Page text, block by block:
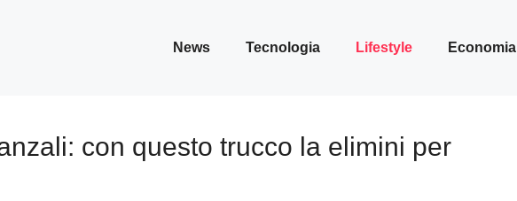
News Tecnologia Lifestyle Economia
con questo trucco la elimini per